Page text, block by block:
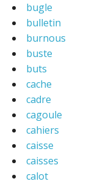
bugle
bulletin
burnous
buste
buts
cache
cadre
cagoule
cahiers
caisse
caisses
calot